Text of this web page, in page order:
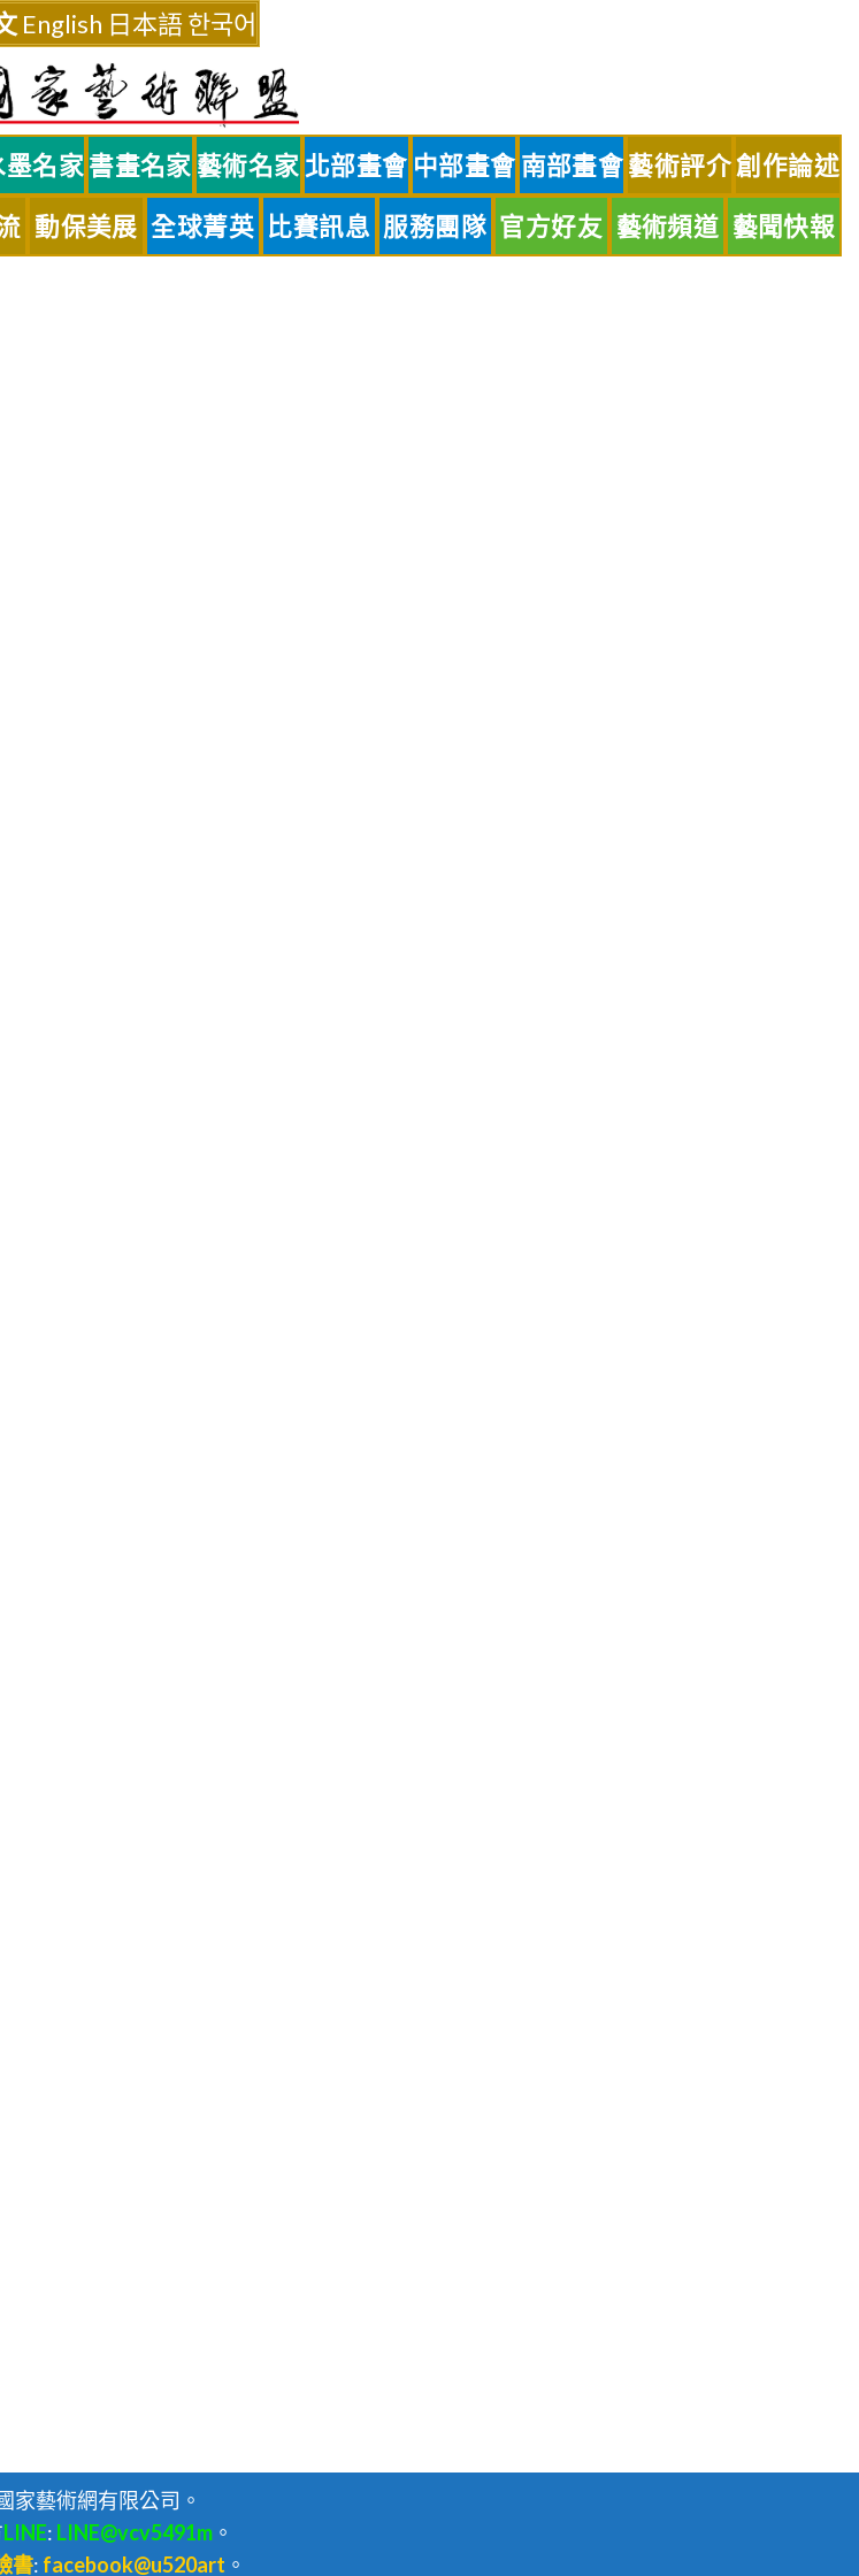
English 日本語한국어
墨名家 書畫名家 藝術名家 北部畫會 中部畫會 南部畫會藝術評介創作論述
動保美展 全球菁英 比賽訊息 服務團隊 官方好友 藝術頻道 藝聞快報
家藝術網有限公司。
LINE: LINE@vcv5491m 。
書: facebook@u520art 。